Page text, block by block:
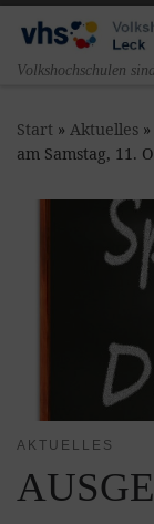
Zum Inhalt
Volkshochschulen
Start » Aktuelles »
am Samstag, 11.
AKTUELLES